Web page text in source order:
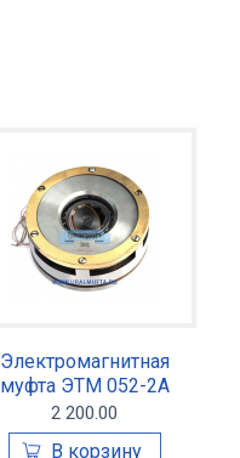
Электромагнитная
муфта ЭТМ 052-2А
2 200.00